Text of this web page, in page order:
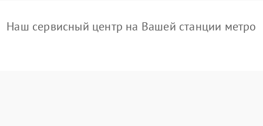
Наш сервисный центр на Вашей станции метро